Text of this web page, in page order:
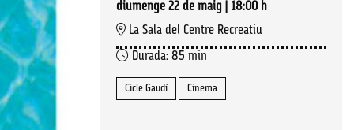
diumenge 22 de maig
18:00 h
La Sala del Centre Recreatiu
Durada: 85 min
Cicle Gaudí Cinema